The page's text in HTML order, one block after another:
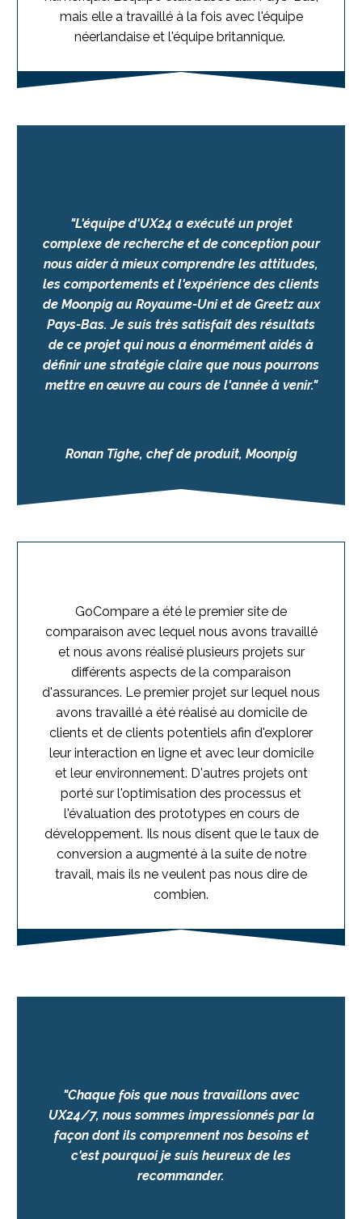
mais elle a travaillé à la fois avec l'équipe
néerlandaise et l'équipe britannique.
"L'équipe d'UX24 a exécuté un projet
complexe de recherche et de conception pour
nous aider à mieux comprendre les attitudes,
les comportements et l'expérience des clients
de Moonpig au Royaume-Uni et de Greetz aux
Pays-Bas. Je suis très satisfait des résultats
de ce projet qui nous a énormément aidés à
définir une stratégie claire que nous pourrons
mettre en œuvre au cours de l'année à venir."
Ronan Tighe, chef de produit, Moonpig
GoCompare a été le premier site de
comparaison avec lequel nous avons travaillé
et nous avons réalisé plusieurs projets sur
différents aspects de la comparaison
d'assurances. Le premier projet sur lequel nous
avons travaillé a été réalisé au domicile de
clients et de clients potentiels afin d'explorer
leur interaction en ligne et avec leur domicile
et leur environnement. D'autres projets ont
porté sur l'optimisation des processus et
l'évaluation des prototypes en cours de
développement. Ils nous disent que le taux de
conversion a augmenté à la suite de notre
travail, mais ils ne veulent pas nous dire de
combien.
"Chaque fois que nous travaillons avec
UX24/7, nous sommes impressionnés par la
façon dont ils comprennent nos besoins et
c'est pourquoi je suis heureux de les
recommander.